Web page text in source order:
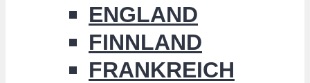
ENGLAND
FINNLAND
FRANKREICH